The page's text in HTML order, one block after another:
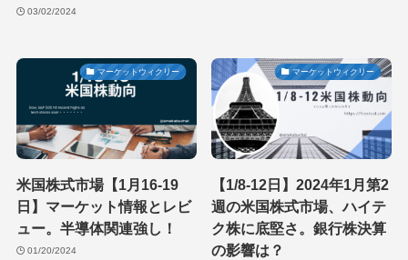
03/02/2024
マーケットウィクリー
米国株式市場【1月16-19
日】マーケット情報とレビ
ュー。半導体関連強し！
01/20/2024
マーケットウィクリー
【1/8-12日】2024年1月第2
週の米国株式市場、ハイテ
ク株に底堅さ。銀行株決算
の影響は？